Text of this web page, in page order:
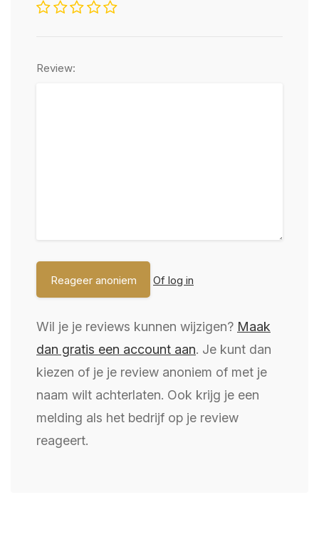
Review:
Of log in
Wil je je reviews kunnen wijzigen? Maak
dan gratis een account aan. Je kunt dan
kiezen of je je review anoniem of met je
naam wilt achterlaten. Ook krijg je een
melding als het bedrijf op je review
reageert.